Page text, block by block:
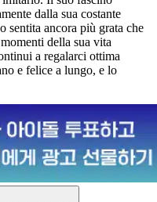
dalla sua costante
sentita ancora più grata che
della sua vita
a regalarci ottima
e felice a lungo, e lo